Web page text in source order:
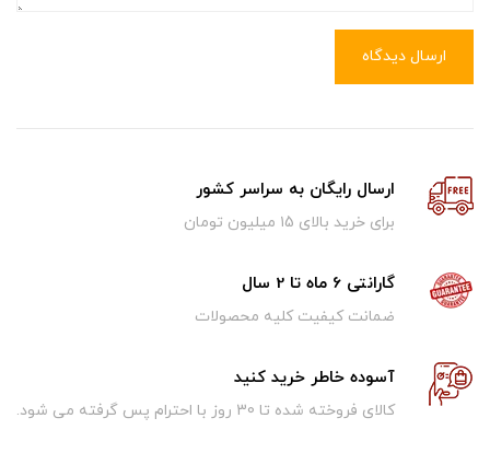
ارسال دیدگاه
ارسال رایگان به سراسر کشور
برای خرید بالای ۱5 میلیون تومان
گارانتی 6 ماه تا 2 سال
ضمانت کیفیت کلیه محصولات
آسوده خاطر خرید کنید
کالای فروخته شده تا 30 روز با احترام پس گرفته می شود.